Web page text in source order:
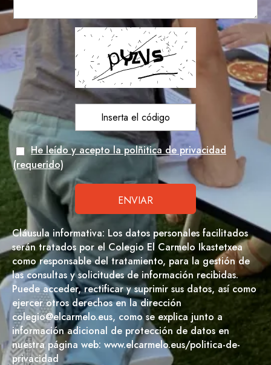
He leído y acepto la polñitica de privacidad
(requerido)
Cláusula informativa: Los datos personales facilitados
serán tratados por el Colegio El Carmelo Ikastetxea
como responsable del tratamiento, para la gestión de
las consultas y solicitudes de información recibidas.
Puede acceder, rectificar y suprimir sus datos, así como
ejercer otros derechos en la dirección
colegio@elcarmelo.eus, como se explica junto a
información adicional de protección de datos en
nuestra página web: www.elcarmelo.eus/politica-de-
privacidad